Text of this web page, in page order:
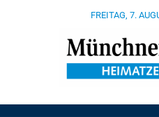
FREITAG, 7.